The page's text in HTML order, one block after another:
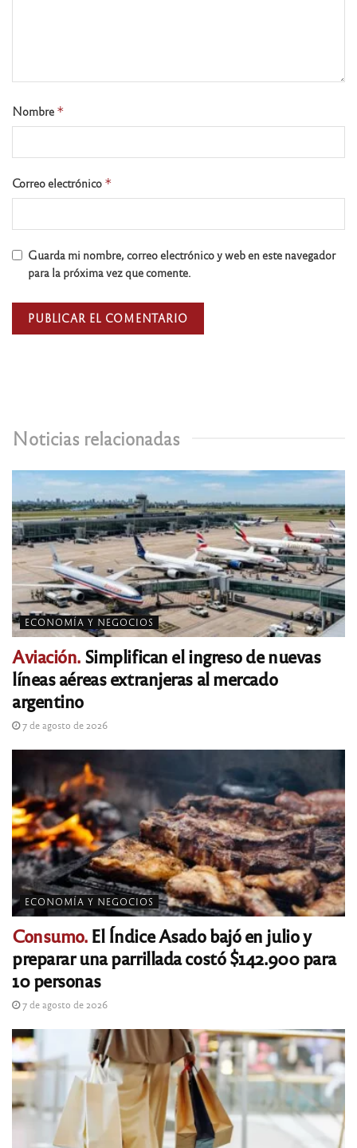
Noticias relacionadas
ECONOMÍA Y NEGOCIOS
Aviación. Simplifican el ingreso de nuevas
líneas aéreas extranjeras al mercado
argentino
7 de agosto de 2026
ECONOMÍA Y NEGOCIOS
Consumo.El Índice Asado bajó en julio y
preparar una parrillada costó $142.900 para
10 personas
7 de agosto de 2026
Nombre *
Correo electrónico *
Guarda mi nombre, correo electrónico y web en este navegador
para la próxima vez que comente.